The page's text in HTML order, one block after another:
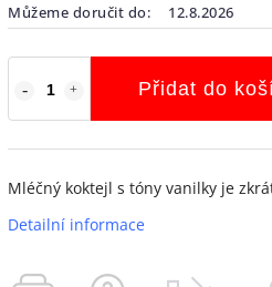
Můžeme doručit do:
12.8.2026
Přidat do
Mléčný koktejl s tóny vanilky je
Detailní informace